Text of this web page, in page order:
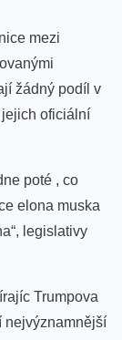
mezi
žádný podíl v
jejich oficiální
poté , co
elona muska
legislativy
‍Trumpova
nejvýznamnější